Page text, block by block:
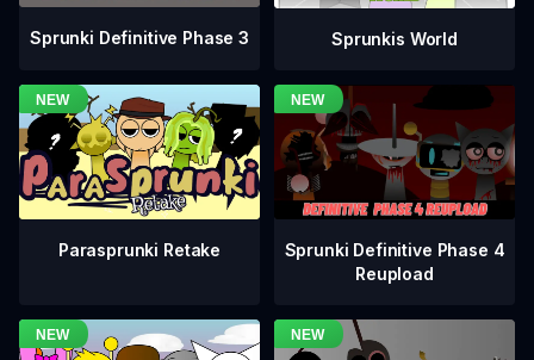
Sprunki Definitive Phase 3 Sprunkis World
Parasprunki Retake
Sprunki Definitive Phase 4
Reupload